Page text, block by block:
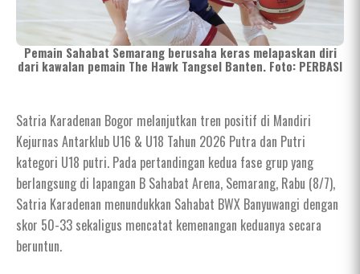
Pemain Sahabat Semarang berusaha keras melapaskan diri
dari kawalan pemain The Hawk Tangsel Banten. Foto: PERBASI
Satria Karadenan Bogor melanjutkan tren positif di Mandiri
Kejurnas Antarklub U16 & U18 Tahun 2026 Putra dan Putri
kategori U18 putri. Pada pertandingan kedua fase grup yang
berlangsung di lapangan B Sahabat Arena, Semarang, Rabu (8/7),
Satria Karadenan menundukkan Sahabat BWX Banyuwangi dengan
skor 50-33 sekaligus mencatat kemenangan keduanya secara
beruntun.